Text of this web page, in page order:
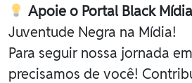
Apoie o Portal Black
Juventude Negra na Mídia!
Para seguir nossa jornada
precisamos de você!